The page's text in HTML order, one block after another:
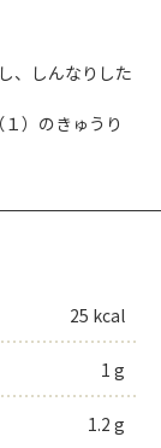
、しんなりした
）のきゅうり
25 kcal
1 g
1.2 g